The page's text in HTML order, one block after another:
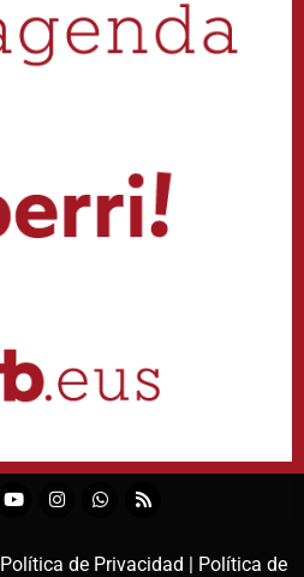
Política de Privacidad | Política de